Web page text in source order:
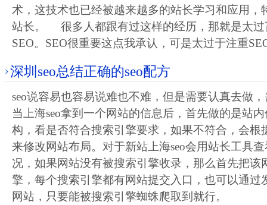
术，这技术也已经被越来越多的站长学习和应用，
站长。 很多人都跟有过这样的经历，那就是太过
SEO。SEO很重要这点我承认，可是太过于注重
深圳seo总结正确的seo配方
seo说容易也容易说难也不难，但是需要认真去做
当上海seo拿到一个网站的信息后，首先做的是站
构，看是否符合搜索引擎要求，如果不符合，会根
来修改网站布局。对于新站上海seo会用站长工具
况，如果网站没有被搜索引擎收录，那么首先把该
擎，每个搜索引擎都有网站提交入口，也可以通过
网站，只要能被搜索引擎蜘蛛爬取到就行。